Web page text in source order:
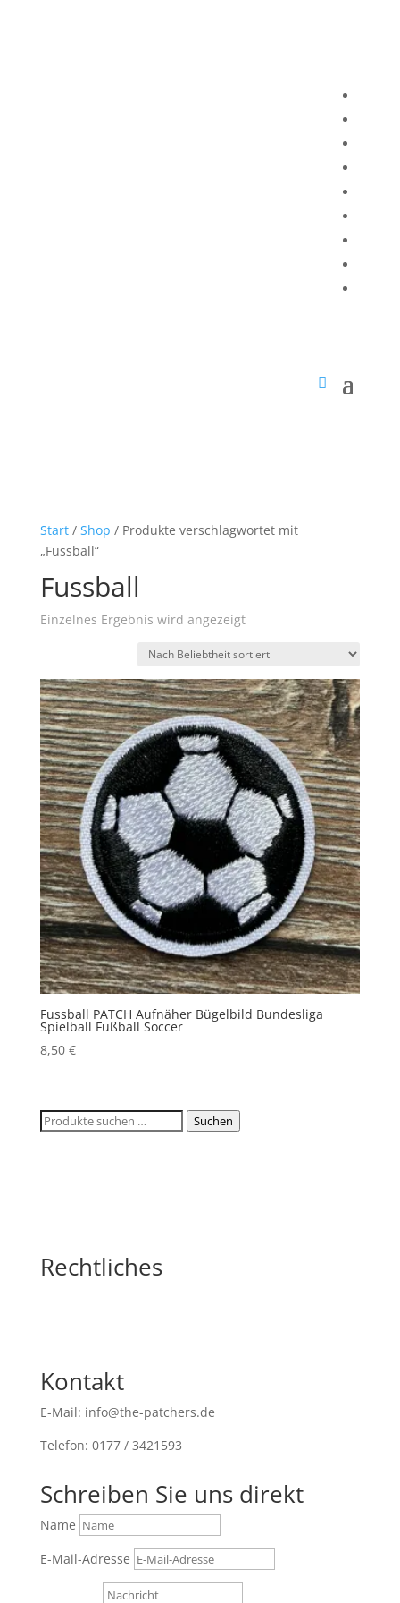
Start/ Shop / Produkte verschlagwortet mit
„Fussball“
Fussball
Einzelnes Ergebnis wird angezeigt
Fussball PATCH Aufnäher Bügelbild Bundesliga
Spielball Fußball Soccer
8,50 €
Suchen
Suchen
Rechtliches
Kontakt
E-Mail: info@the-patchers.de
Telefon: 0177 / 3421593
Schreiben Sie uns direkt
Name
E-Mail-Adresse